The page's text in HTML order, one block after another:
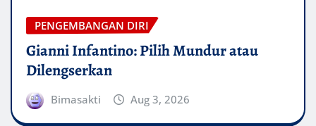
PENGEMBANGAN DIRI
Gianni Infantino: Pilih Mundur atau
Dilengserkan
Bimasakti Aug 3, 2026